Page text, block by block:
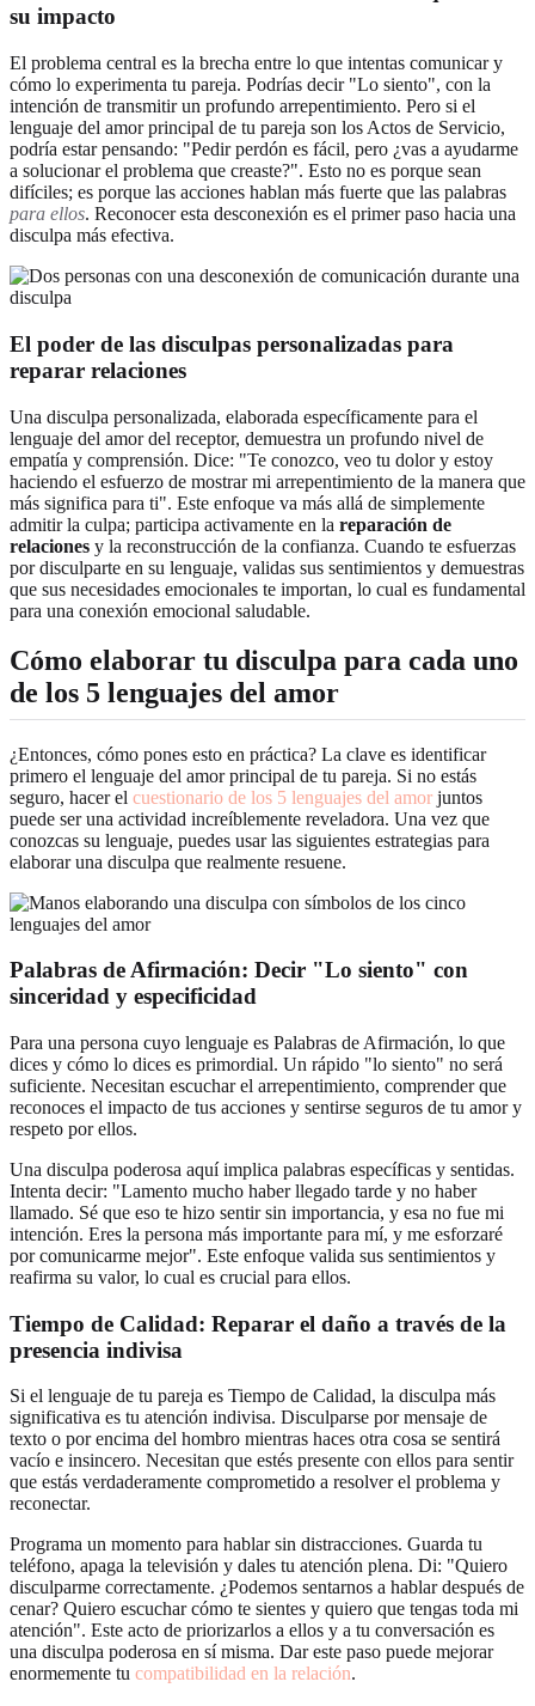
su impacto
El problema central es la brecha entre lo que intentas comunicar y
cómo lo experimenta tu pareja. Podrías decir "Lo siento", con la
intención de transmitir un profundo arrepentimiento. Pero si el
lenguaje del amor principal de tu pareja son los Actos de Servicio,
podría estar pensando: "Pedir perdón es fácil, pero ¿vas a ayudarme
a solucionar el problema que creaste?". Esto no es porque sean
difíciles; es porque las acciones hablan más fuerte que las palabras
para ellos. Reconocer esta desconexión es el primer paso hacia una
disculpa más efectiva.
El poder de las disculpas personalizadas para
reparar relaciones
Una disculpa personalizada, elaborada específicamente para el
lenguaje del amor del receptor, demuestra un profundo nivel de
empatía y comprensión. Dice: "Te conozco, veo tu dolor y estoy
haciendo el esfuerzo de mostrar mi arrepentimiento de la manera que
más significa para ti". Este enfoque va más allá de simplemente
admitir la culpa; participa activamente en la reparación de
relaciones y la reconstrucción de la confianza. Cuando te esfuerzas
por disculparte en su lenguaje, validas sus sentimientos y demuestras
que sus necesidades emocionales te importan, lo cual es fundamental
para una conexión emocional saludable.
Cómo elaborar tu disculpa para cada uno
de los 5 lenguajes del amor
¿Entonces, cómo pones esto en práctica? La clave es identificar
primero el lenguaje del amor principal de tu pareja. Si no estás
seguro, hacer el cuestionario de los 5 lenguajes del amor juntos
puede ser una actividad increíblemente reveladora. Una vez que
conozcas su lenguaje, puedes usar las siguientes estrategias para
elaborar una disculpa que realmente resuene.
Palabras de Afirmación: Decir "Lo siento" con
sinceridad y especificidad
Para una persona cuyo lenguaje es Palabras de Afirmación, lo que
dices y cómo lo dices es primordial. Un rápido "lo siento" no será
suficiente. Necesitan escuchar el arrepentimiento, comprender que
reconoces el impacto de tus acciones y sentirse seguros de tu amor y
respeto por ellos.
Una disculpa poderosa aquí implica palabras específicas y sentidas.
Intenta decir: "Lamento mucho haber llegado tarde y no haber
llamado. Sé que eso te hizo sentir sin importancia, y esa no fue mi
intención. Eres la persona más importante para mí, y me esforzaré
por comunicarme mejor". Este enfoque valida sus sentimientos y
reafirma su valor, lo cual es crucial para ellos.
Tiempo de Calidad: Reparar el daño a través de la
presencia indivisa
Si el lenguaje de tu pareja es Tiempo de Calidad, la disculpa más
significativa es tu atención indivisa. Disculparse por mensaje de
texto o por encima del hombro mientras haces otra cosa se sentirá
vacío e insincero. Necesitan que estés presente con ellos para sentir
que estás verdaderamente comprometido a resolver el problema y
reconectar.
Programa un momento para hablar sin distracciones. Guarda tu
teléfono, apaga la televisión y dales tu atención plena. Di: "Quiero
disculparme correctamente. ¿Podemos sentarnos a hablar después de
cenar? Quiero escuchar cómo te sientes y quiero que tengas toda mi
atención". Este acto de priorizarlos a ellos y a tu conversación es
una disculpa poderosa en sí misma. Dar este paso puede mejorar
enormemente tu compatibilidad en la relación.